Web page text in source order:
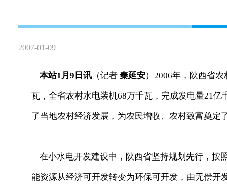
2007-01-09
本站1月9日讯 （记者秦延安）2006年，陕西省
瓦，全省农村水电装机68万千瓦，完成发电量21
了当地农村经济发展，为农民增收、农村致富奠定
在小水电开发建设中，陕西省坚持规划先行，按
能资源从经济可开发转变为环保可开发，由无偿